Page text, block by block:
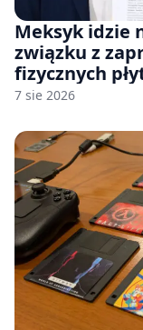
Meksyk idzie
związku z
fizycznych
7 sie 2026